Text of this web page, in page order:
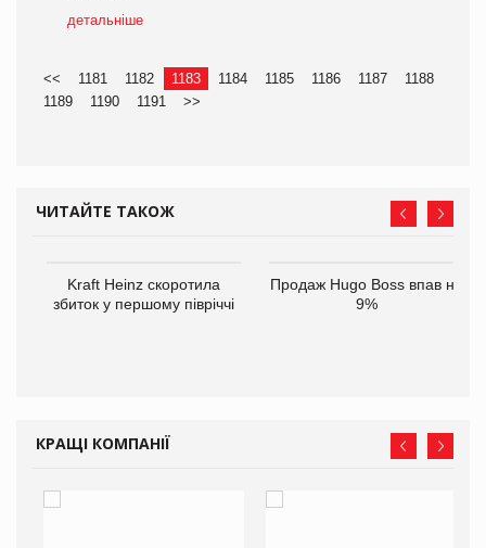
детальніше
<< 1181 1182 1183 1184 1185 1186 1187
1188
1189
1190 1191 >>
ЧИТАЙТЕ ТАКОЖ
Kraft Heinz скоротила
збиток у першому півріччі
Продаж Hugo Boss впав на
9%
КРАЩІ КОМПАНІЇ